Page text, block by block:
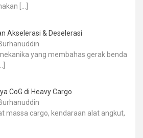
Akselerasi & Deselerasi
yang membahas gerak benda
CoG di Heavy Cargo
massa cargo, kendaraan alat angkut,